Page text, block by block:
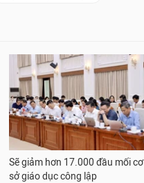
Sẽ giảm hơn 17.000 đầu mối cơ
sở giáo dục công lập